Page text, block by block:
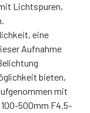
Lichtspuren,
eine
Aufnahme
bieten,
mit
100-500mm F4.5-